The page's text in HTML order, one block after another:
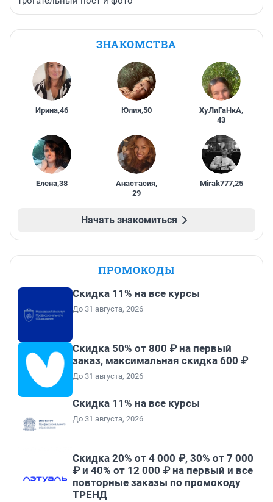
ЗНАКОМСТВА
Ирина,46 Юлия,50 ХуЛиГаНкА,
43
Елена,38 Анастасия,
29
Mirak777,25
Начать знакомиться
ПРОМОКОДЫ
Скидка 11% на все курсы
До 31 августа, 2026
Скидка 50% от 800 ₽ на первый
заказ, максимальная скидка 600 ₽
До 31 августа, 2026
Скидка 11% на все курсы
До 31 августа, 2026
Скидка 20% от 4 000 ₽, 30% от 7 000
₽ и 40% от 12 000 ₽ на первый и все
повторные заказы по промокоду
ТРЕНД